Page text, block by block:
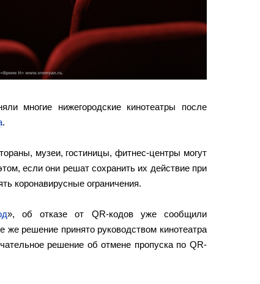
многие нижегородские кинотеатры после
.
музеи, гостиницы, фитнес-центры могут
если они решат сохранить их действие при
коронавирусные ограничения.
», об отказе от QR-кодов уже сообщили
же решение принято руководством кинотеатра
решение об отмене пропуска по QR-